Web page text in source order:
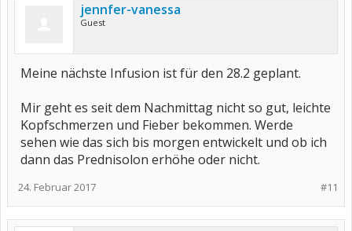
jennfer-vanessa
Guest
Meine nächste Infusion ist für den 28.2 geplant.
Mir geht es seit dem Nachmittag nicht so gut, leichte
Kopfschmerzen und Fieber bekommen. Werde
sehen wie das sich bis morgen entwickelt und ob ich
dann das Prednisolon erhöhe oder nicht.
#11
24. Februar 2017